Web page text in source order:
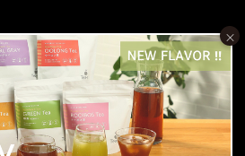
×
に関する表示
ポリシー